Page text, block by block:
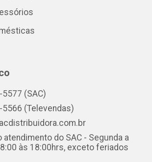
(SAC)
(Televendas)
atendimento do SAC - Segunda a
às 18:00hrs, exceto feriados